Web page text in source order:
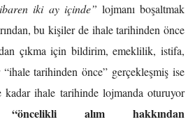
iki ay içinde” lojmanı boşaltmak
bu kişiler de ihale tarihinden önce
çıkma için bildirim, emeklilik, istifa,
tarihinden önce” gerçekleşmiş ise
ihale tarihinde lojmanda oturuyor
“öncelikli alım hakkından